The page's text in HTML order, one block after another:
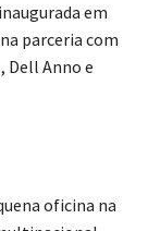
em
parceria com
Dell Anno e
oficina na